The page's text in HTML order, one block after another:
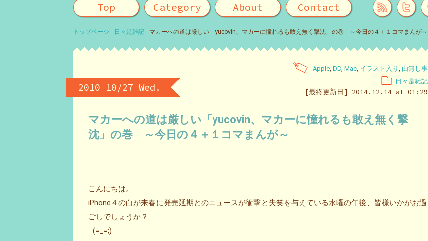
Top Category About Contact
トップページ 日々是雑記 マカーへの道は厳しい「yucovin、マカーに憧れるも敢え無く撃沈」の巻 ～今日の４＋１コマまんが～
2010 10/27 Wed.
日々是雑記
Apple, DD, Mac, イラスト入り , 由無し事
[最終更新日] 2014.12.14 at 01:29
マカーへの道は厳しい「yucovin、マカーに憧れるも敢え無く撃
沈」の巻 ～今日の４＋１コマまんが～
こんにちは。
iPhone４の白が来春に発売延期とのニュースが衝撃と失笑を与えている水曜の午後、皆様いかがお過
ごしでしょうか？
…(=_=;)